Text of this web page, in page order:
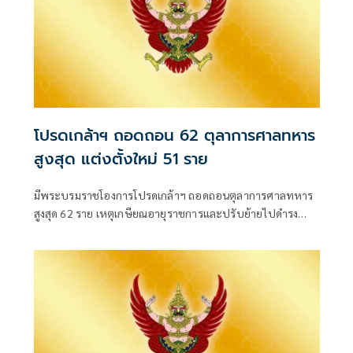
โปรดเกล้าฯ ถอดถอน 62 ตุลาการศาลทหาร
สูงสุด แต่งตั้งใหม่ 51 ราย
มีพระบรมราชโองการโปรดเกล้าฯ ถอดถอนตุลาการศาลทหาร
สูงสุด 62 ราย เหตุเกษียณอายุราชการและปรับย้ายไปดำรง
แทน 51 ราย